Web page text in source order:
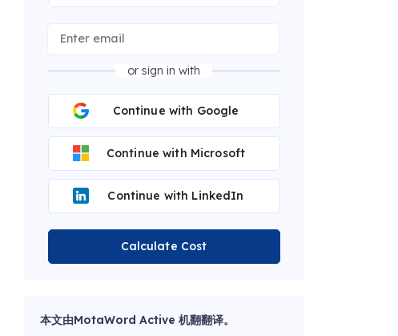
or sign in with
Continue with Google
Continue with Microsoft
Continue with LinkedIn
Calculate Cost
本文由MotaWord Active 机翻翻译。